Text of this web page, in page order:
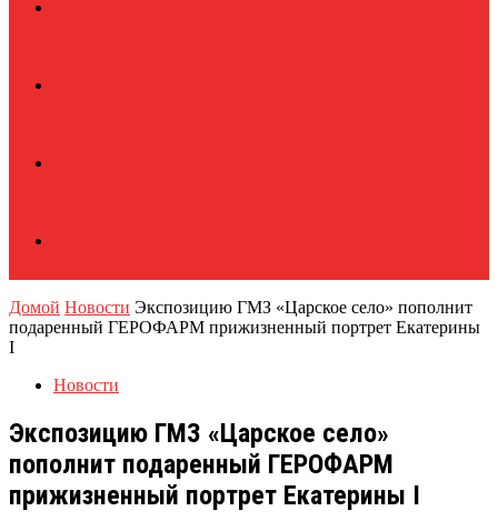
Домой Новости Экспозицию ГМЗ «Царское село» пополнит
подаренный ГЕРОФАРМ прижизненный портрет Екатерины
I
Новости
Экспозицию ГМЗ «Царское село»
пополнит подаренный ГЕРОФАРМ
прижизненный портрет Екатерины I